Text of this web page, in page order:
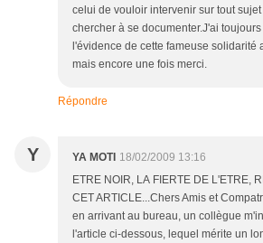
celui de vouloir intervenir sur tout
chercher à se documenter.J'ai
l'évidence de cette fameuse solidarité
mais encore une fois merci.
Répondre
Y YA MOTI 18/02/2009 13:16
ETRE NOIR, LA FIERTE DE L'ETRE,
CET ARTICLE...Chers Amis et
en arrivant au bureau, un collègue
l'article ci-dessous, lequel mérite un